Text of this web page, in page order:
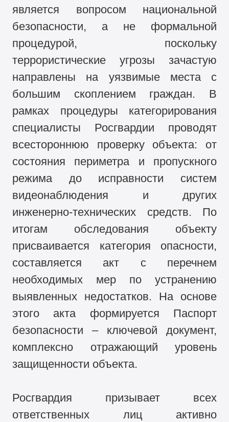
является вопросом национальной
безопасности, а не формальной
процедурой, поскольку
террористические угрозы зачастую
направлены на уязвимые места с
большим скоплением граждан. В
рамках процедуры категорирования
специалисты Росгвардии проводят
всестороннюю проверку объекта: от
состояния периметра и пропускного
режима до исправности систем
видеонаблюдения и других
инженерно-технических средств. По
итогам обследования объекту
присваивается категория опасности,
составляется акт с перечнем
необходимых мер по устранению
выявленных недостатков. На основе
этого акта формируется Паспорт
безопасности – ключевой документ,
комплексно отражающий уровень
защищенности объекта.
Росгвардия призывает всех
ответственных лиц активно